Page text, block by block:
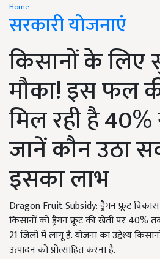
Home
सरकारी योजनाएं
किसानों के लिए
मौका! इस फल
मिल रही है 40%
जानें कौन उठा
इसका लाभ
Dragon Fruit Subsidy: ड्रैगन फ्रूट
किसानों को ड्रैगन फ्रूट की खेती पर 40%
21 जिलों में लागू है. योजना का उद्देश्य
उत्पादन को प्रोत्साहित करना है.